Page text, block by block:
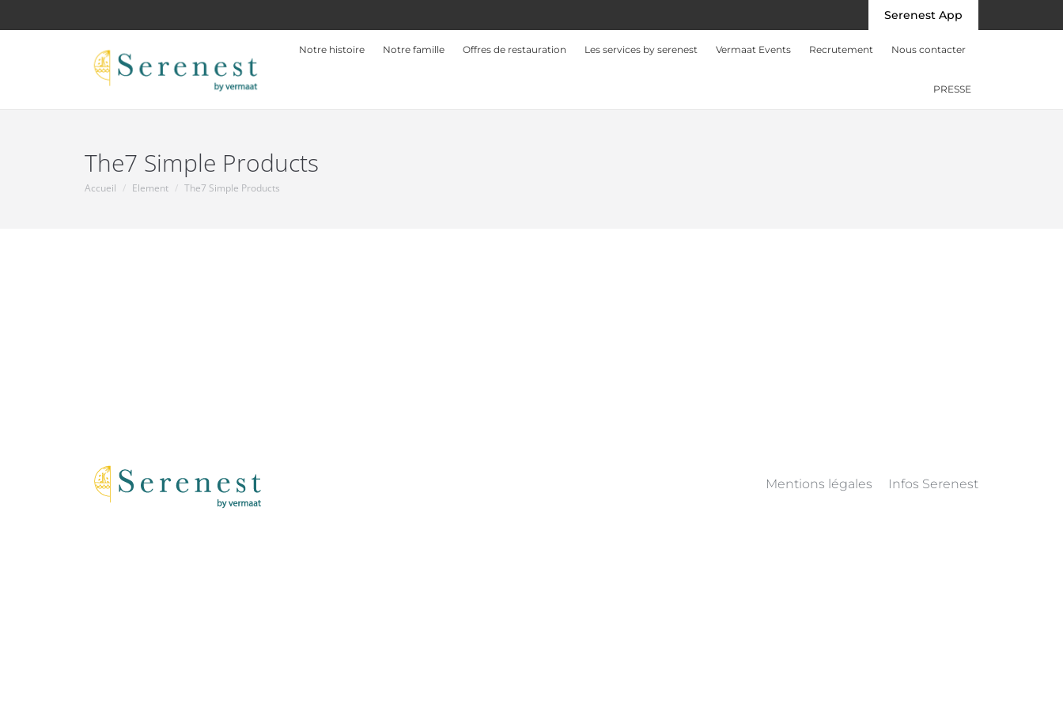
Serenest App
Notre histoire Notre famille Offres de restauration Les services by serenest Vermaat Events Recrutement Nous contacter
PRESSE
The7 Simple Products
Vous êtes ici :
Accueil Element The7 Simple Products
Mentions légales Infos Serenest